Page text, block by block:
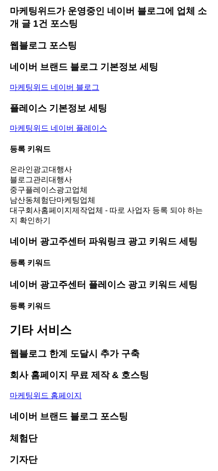
마케팅위드가 운영중인 네이버 블로그에 업체 소
개 글 1건 포스팅
웹블로그 포스팅
네이버 브랜드 블로그 기본정보 세팅
마케팅위드 네이버 블로그
플레이스 기본정보 세팅
마케팅위드 네이버 플레이스
등록 키워드
온라인광고대행사
블로그관리대행사
중구플레이스광고업체
남산동체험단마케팅업체
대구회사홈페이지제작업체 - 따로 사업자 등록 되야 하는
지 확인하기
네이버 광고주센터 파워링크 광고 키워드 세팅
등록 키워드
네이버 광고주센터 플레이스 광고 키워드 세팅
등록 키워드
기타 서비스
웹블로그 한계 도달시 추가 구축
회사 홈페이지 무료 제작 & 호스팅
마케팅위드 홈페이지
네이버 브랜드 블로그 포스팅
체험단
기자단